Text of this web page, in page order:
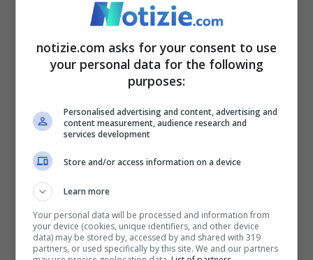
valigia. Questo trolley è importante perché
della donna russa di 28 anni e della
piccola di 11 mesi. Gli investigatori inoltre,
hanno anche trovato un monolocale dove
la famiglia avrebbe vissuto per circa un
mese durante il soggiorno a Roma. Si trova
a Campo de’ Fuori e i tre lo avrebbero
lasciato senza pagare la somma totale
dell’affitto (versando solo un acconto).
notizie.com asks for your consent to use
your personal data for the following
purposes:
Personalised advertising and content, advertising and
content measurement, audience research and
services development
Store and/or access information on a device
Learn more
Your personal data will be processed and information from
your device (cookies, unique identifiers, and other device
data) may be stored by, accessed by and shared with 319
partners, or used specifically by this site. We and our partners